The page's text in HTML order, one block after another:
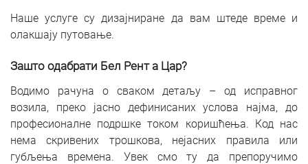
Наше услуге су дизајниране да вам штеде време и
олакшају путовање.
Зашто одабрати Бел Рент а Цар?
Водимо рачуна о сваком детаљу – од исправног
возила, преко јасно дефинисаних услова најма, до
професионалне подршке током коришћења. Код нас
нема скривених трошкова, нејасних правила или
губљења времена. Увек смо ту да препоручимо